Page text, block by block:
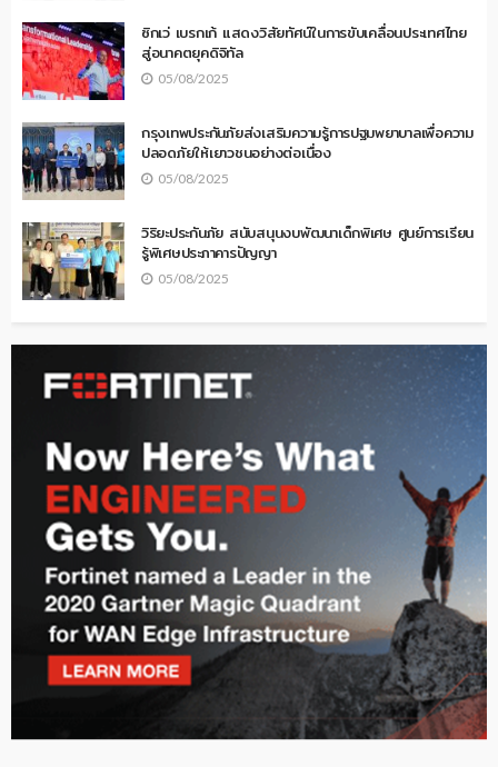
ซิกเว่ เบรกเก้ แสดงวิสัยทัศน์ในการขับเคลื่อนประเทศไทย
สู่อนาคตยุคดิจิทัล
05/08/2025
กรุงเทพประกันภัยส่งเสริมความรู้การปฐมพยาบาลเพื่อความ
ปลอดภัยให้เยาวชนอย่างต่อเนื่อง
05/08/2025
วิริยะประกันภัย สนับสนุนงบพัฒนาเด็กพิเศษ ศูนย์การเรียน
รู้พิเศษประภาคารปัญญา
05/08/2025